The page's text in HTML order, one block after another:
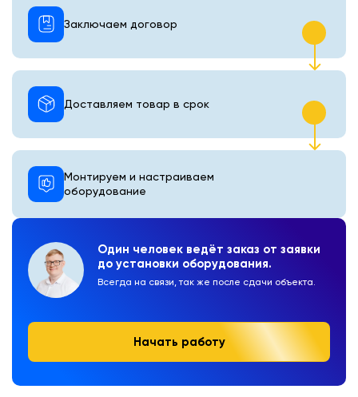
Один человек ведёт заказ от заявки
до установки оборудования.
Всегда на связи, так же после сдачи объекта.
Начать работу
Монтируем и настраиваем
оборудование
Доставляем товар в срок
Заключаем договор